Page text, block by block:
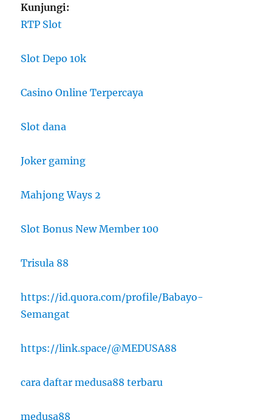
Kunjungi:
RTP Slot
Slot Depo 10k
Casino Online Terpercaya
Slot dana
Joker gaming
Mahjong Ways 2
Slot Bonus New Member 100
Trisula 88
https://id.quora.com/profile/Babayo-
Semangat
https://link.space/@MEDUSA88
cara daftar medusa88 terbaru
medusa88